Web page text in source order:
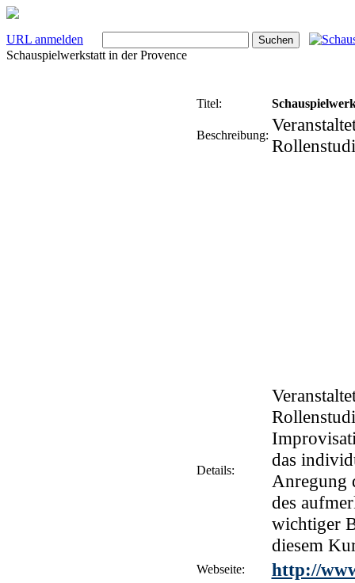
URL anmelden
Schauspielwerkstatt in der Provence
Titel:
Beschreibung:
Details:
das
Anregung
des
wichtiger
diesem
Webseite: http://